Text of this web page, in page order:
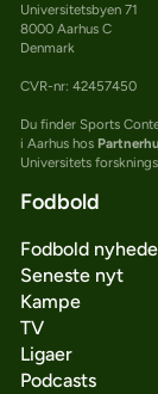
Universitetsbyen 71
8000 Aarhus C
Denmark
CVR-nr: 42457450
Du finder Sports
i Aarhus hos
Universitets
Fodbold
Fodbold
Seneste nyt
Kampe
TV
Ligaer
Podcasts